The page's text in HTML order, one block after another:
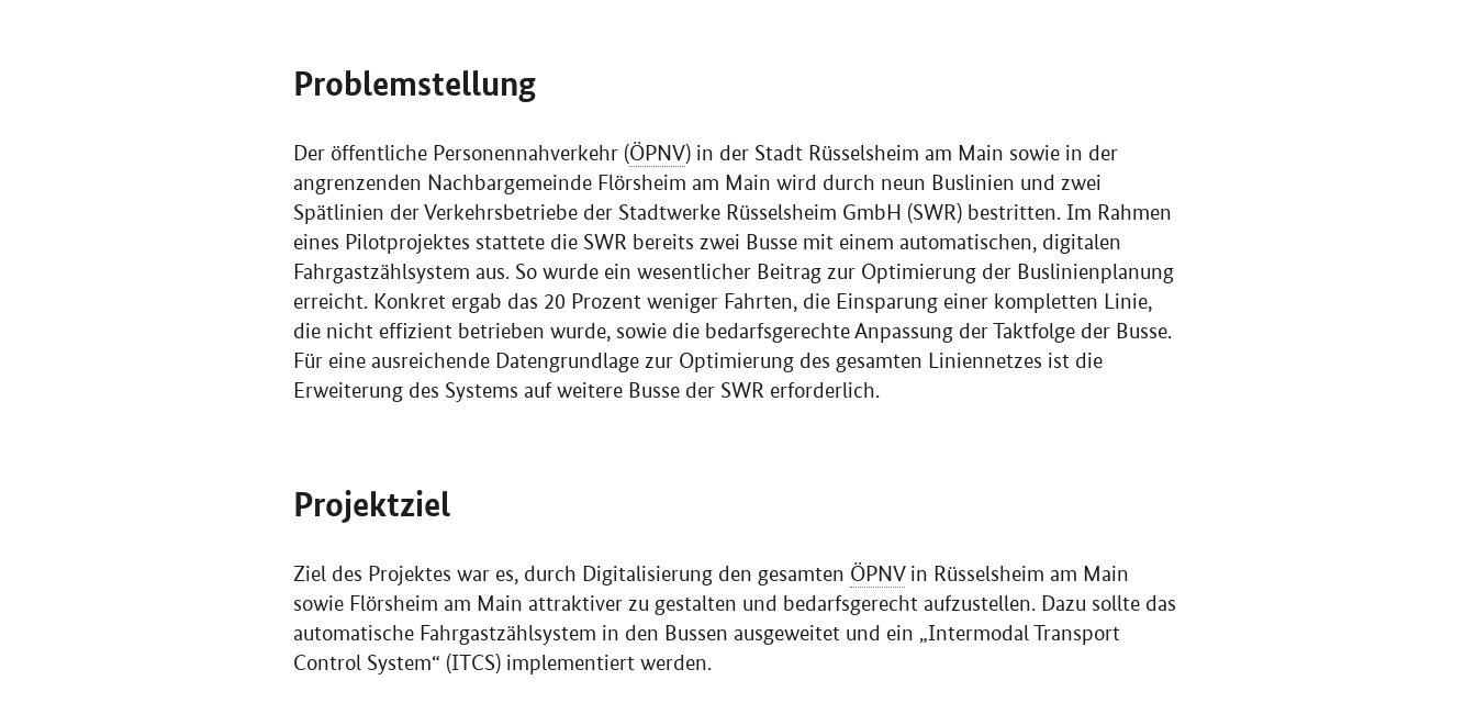
Problemstellung
Der öffentliche Personennahverkehr (ÖPNV) in der Stadt Rüsselsheim am Main sowie in der
angrenzenden Nachbargemeinde Flörsheim am Main wird durch neun Buslinien und zwei
Spätlinien der Verkehrsbetriebe der Stadtwerke Rüsselsheim GmbH (SWR) bestritten. Im Rahmen
eines Pilotprojektes stattete die SWR bereits zwei Busse mit einem automatischen, digitalen
Fahrgastzählsystem aus. So wurde ein wesentlicher Beitrag zur Optimierung der Buslinienplanung
erreicht. Konkret ergab das 20 Prozent weniger Fahrten, die Einsparung einer kompletten Linie,
die nicht effizient betrieben wurde, sowie die bedarfsgerechte Anpassung der Taktfolge der Busse.
Für eine ausreichende Datengrundlage zur Optimierung des gesamten Liniennetzes ist die
Erweiterung des Systems auf weitere Busse der SWR erforderlich.
Projektziel
Ziel des Projektes war es, durch Digitalisierung den gesamten ÖPNVin Rüsselsheim am Main
sowie Flörsheim am Main attraktiver zu gestalten und bedarfsgerecht aufzustellen. Dazu sollte das
automatische Fahrgastzählsystem in den Bussen ausgeweitet und ein „Intermodal Transport
Control System“ (ITCS) implementiert werden.